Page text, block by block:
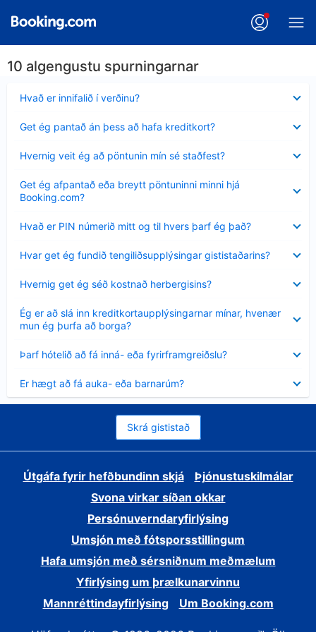
10 algengustu spurningarnar
Hvað er innifalið í verðinu?
sýnt
Get ég pantað án þess að hafa kreditkort?
sýnt
Hvernig veit ég að pöntunin mín sé staðfest?
sýnt
Get ég afpantað eða breytt pöntuninni minni hjá
Booking.com?
sýnt
Hvað er PIN númerið mitt og til hvers þarf ég það?
sýnt
Hvar get ég fundið tengiliðsupplýsingar gististaðarins?
sýnt
Hvernig get ég séð kostnað herbergisins?
sýnt
Ég er að slá inn kreditkortaupplýsingarnar mínar, hvenær
mun ég þurfa að borga?
Minna
sýnt
Þarf hótelið að fá inná- eða fyrirframgreiðslu?
sýnt
Er hægt að fá auka- eða barnarúm?
sýnt
Skrá gististað
Útgáfa fyrir hefðbundinn skjá
Þjónustuskilmálar
Svona virkar síðan okkar
Persónuverndaryfirlýsing
Umsjón með fótsporsstillingum
Hafa umsjón með sérsniðnum meðmælum
Yfirlýsing um þrælkunarvinnu
Mannréttindayfirlýsing
Um Booking.com